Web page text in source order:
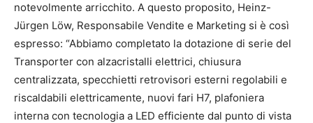
notevolmente arricchito. A questo proposito, Heinz-
Jürgen Löw, Responsabile Vendite e Marketing si è così
espresso: “Abbiamo completato la dotazione di serie del
Transporter con alzacristalli elettrici, chiusura
centralizzata, specchietti retrovisori esterni regolabili e
riscaldabili elettricamente, nuovi fari H7, plafoniera
interna con tecnologia a LED efficiente dal punto di vista